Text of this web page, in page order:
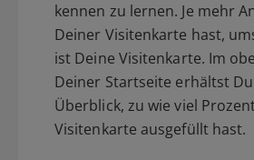
kennen zu lernen. Je mehr
Deiner Visitenkarte hast,
ist Deine Visitenkarte. Im
Deiner Startseite erhältst
Überblick, zu wie viel
Visitenkarte ausgefüllt hast.